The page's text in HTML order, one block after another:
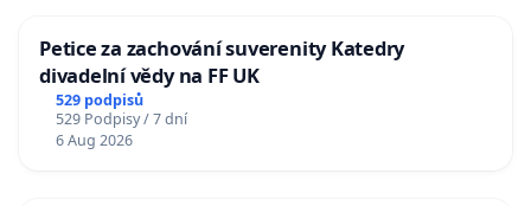
Petice za zachování suverenity Katedry
divadelní vědy na FF UK
529 podpisů
529 Podpisy / 7 dní
6 Aug 2026